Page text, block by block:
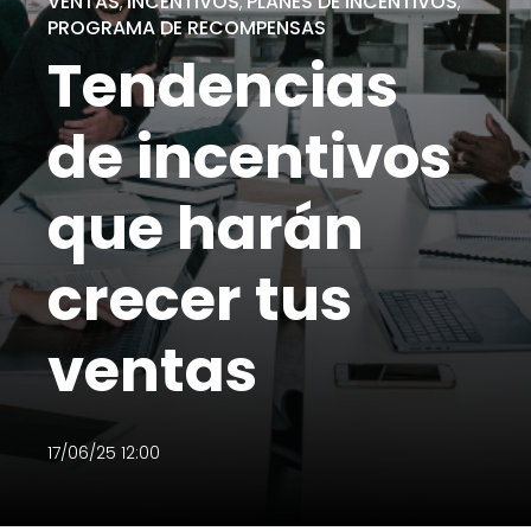
PROGRAMA DE RECOMPENSAS
Tendencias
de incentivos
que harán
crecer tus
ventas
17/06/25 12:00